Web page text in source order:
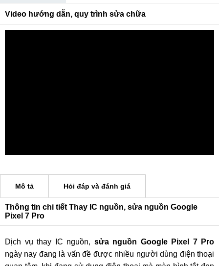
Video hướng dẫn, quy trình sửa chữa
Mô tả Hỏi đáp và đánh giá
Thông tin chi tiết Thay IC nguồn, sửa nguồn Google
Pixel 7 Pro
Dịch vụ thay IC nguồn, sửa nguồn Google Pixel 7 Pro
ngày nay đang là vấn đề được nhiều người dùng điện thoại